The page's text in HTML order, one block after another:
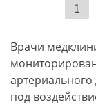
1
Врачи
под